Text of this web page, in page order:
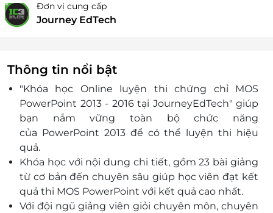
Đơn vị cung cấp
Journey EdTech
Thông tin nổi bật
"Khóa học Online luyện thi chứng chỉ MOS
PowerPoint 2013 - 2016 tại JourneyEdTech" giúp
bạn nắm vững toàn bộ chức năng
của PowerPoint 2013 để có thể luyện thi hiệu
quả.
Khóa học với nội dung chi tiết, gồm 23 bài giảng
từ cơ bản đến chuyên sâu giúp học viên đạt kết
quả thi MOS PowerPoint với kết quả cao nhất.
Với đội ngũ giảng viên giỏi chuyên môn, chuyên